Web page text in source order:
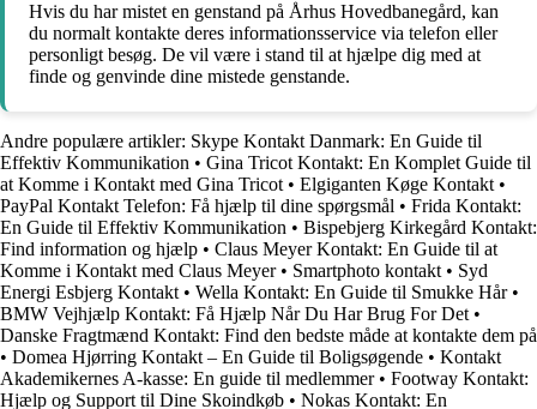
Hvis du har mistet en genstand på Århus Hovedbanegård, kan
du normalt kontakte deres informationsservice via telefon eller
personligt besøg. De vil være i stand til at hjælpe dig med at
finde og genvinde dine mistede genstande.
Andre populære artikler: Skype Kontakt Danmark: En Guide til
Effektiv Kommunikation • Gina Tricot Kontakt: En Komplet Guide til
at Komme i Kontakt med Gina Tricot • Elgiganten Køge Kontakt •
PayPal Kontakt Telefon: Få hjælp til dine spørgsmål • Frida Kontakt:
En Guide til Effektiv Kommunikation • Bispebjerg Kirkegård Kontakt:
Find information og hjælp • Claus Meyer Kontakt: En Guide til at
Komme i Kontakt med Claus Meyer• Smartphoto kontakt • Syd
Energi Esbjerg Kontakt • Wella Kontakt: En Guide til Smukke Hår•
BMW Vejhjælp Kontakt: Få Hjælp Når Du Har Brug For Det •
Danske Fragtmænd Kontakt: Find den bedste måde at kontakte dem på
• Domea Hjørring Kontakt – En Guide til Boligsøgende • Kontakt
Akademikernes A-kasse: En guide til medlemmer• Footway Kontakt:
Hjælp og Support til Dine Skoindkøb • Nokas Kontakt: En